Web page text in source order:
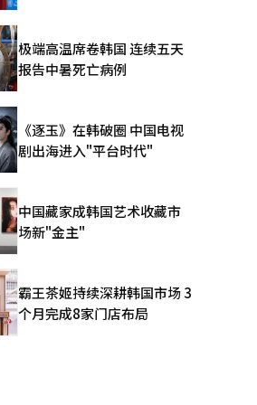
极端高温席卷韩国 连续五天
报告中暑死亡病例
《逐玉》在韩破圈 中国电视
剧出海进入"平台时代"
中国藏家成韩国艺术收藏市
场新"金主"
霸王茶姬持续深耕韩国市场 3
个月完成8家门店布局